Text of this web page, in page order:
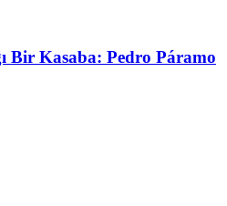
Bir Kasaba: Pedro Páramo